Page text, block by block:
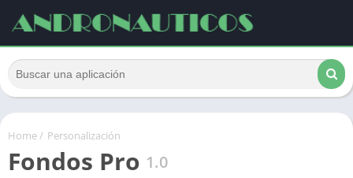
Home/ Personalización
Fondos Pro 1.0